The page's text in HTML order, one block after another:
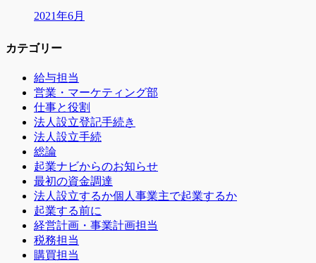
2021年6月
カテゴリー
給与担当
営業・マーケティング部
仕事と役割
法人設立登記手続き
法人設立手続
総論
起業ナビからのお知らせ
最初の資金調達
法人設立するか個人事業主で起業するか
起業する前に
経営計画・事業計画担当
税務担当
購買担当